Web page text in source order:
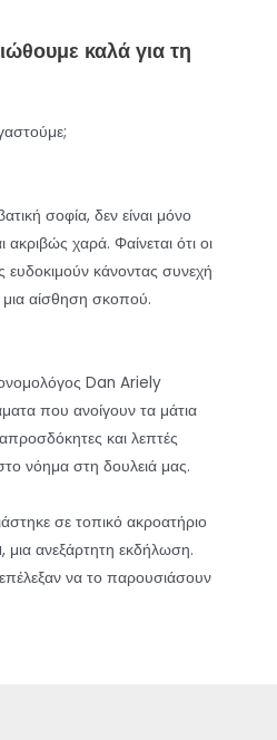
καλά για τη
σοφία, δεν είναι μόνο
ακριβώς χαρά. Φαίνεται ότι οι
ευδοκιμούν κάνοντας συνεχή
αίσθηση σκοπού.
Dan Ariely
που ανοίγουν τα μάτια
και λεπτές
νόημα στη δουλειά μας.
σε τοπικό ακροατήριο
ανεξάρτητη εκδήλωση.
να το παρουσιάσουν